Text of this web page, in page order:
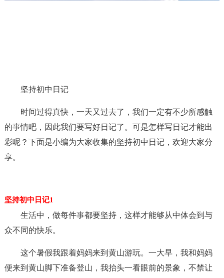
坚持初中日记
时间过得真快，一天又过去了，我们一定有不少所感触
的事情吧，因此我们要写好日记了。可是怎样写日记才能出
彩呢？下面是小编为大家收集的坚持初中日记，欢迎大家分
享。
坚持初中日记1
生活中，做每件事都要坚持，这样才能够从中体会到与
众不同的快乐。
这个暑假我跟着妈妈来到黄山游玩。一大早，我和妈妈
便来到黄山脚下准备登山，我抬头一看眼前的景象，不禁让